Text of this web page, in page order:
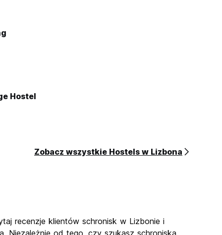
Hostel
Zobacz wszystkie Hostels w Lizbona
recenzje klientów schronisk w Lizbonie i